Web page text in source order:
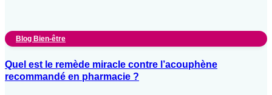
Blog Bien-être
Quel est le remède miracle contre l’acouphène
recommandé en pharmacie ?